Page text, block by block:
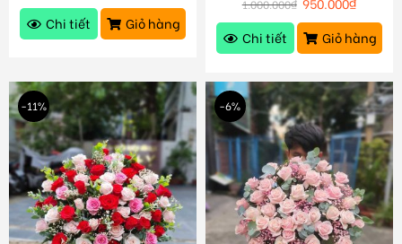
Chi tiết
Giỏ hàng
1.000.000₫
Chi tiết
Giỏ hàng
-11% -6%